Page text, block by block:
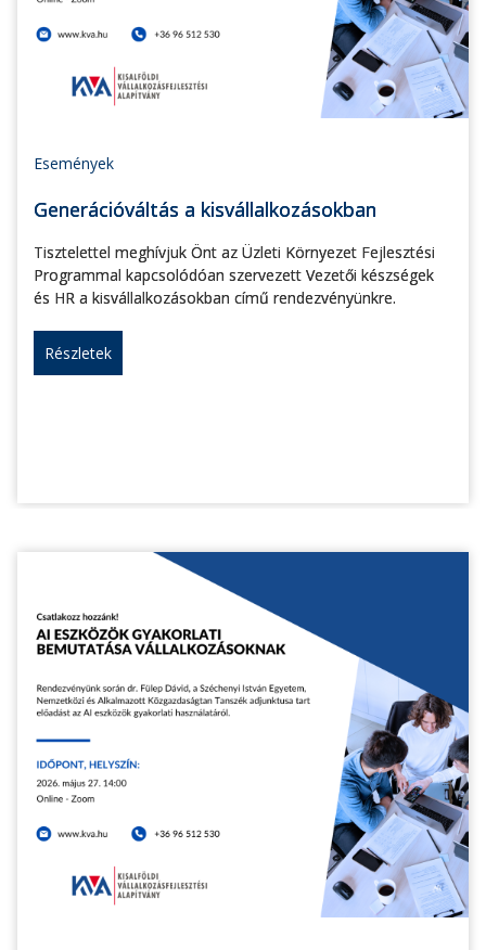
Események
Generációváltás a kisvállalkozásokban
Tisztelettel meghívjuk Önt az Üzleti Környezet Fejlesztési
Programmal kapcsolódóan szervezett Vezetői készségek
és HR a kisvállalkozásokban című rendezvényünkre.
Részletek